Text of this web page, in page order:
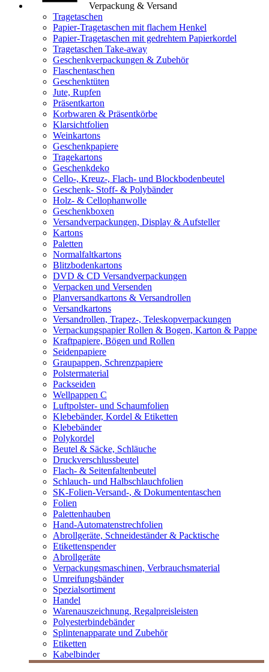
Verpackung & Versand
Tragetaschen
Papier-Tragetaschen mit flachem Henkel
Papier-Tragetaschen mit gedrehtem Papierkordel
Tragetaschen Take-away
Geschenkverpackungen & Zubehör
Flaschentaschen
Geschenktüten
Jute, Rupfen
Präsentkarton
Korbwaren & Präsentkörbe
Klarsichtfolien
Weinkartons
Geschenkpapiere
Tragekartons
Geschenkdeko
Cello-, Kreuz-, Flach- und Blockbodenbeutel
Geschenk- Stoff- & Polybänder
Holz- & Cellophanwolle
Geschenkboxen
Versandverpackungen, Display & Aufsteller
Kartons
Paletten
Normalfaltkartons
Blitzbodenkartons
DVD & CD Versandverpackungen
Verpacken und Versenden
Planversandkartons & Versandrollen
Versandkartons
Versandrollen, Trapez-, Teleskopverpackungen
Verpackungspapier Rollen & Bogen, Karton & Pappe
Kraftpapiere, Bögen und Rollen
Seidenpapiere
Graupappen, Schrenzpapiere
Polstermaterial
Packseiden
Wellpappen C
Luftpolster- und Schaumfolien
Klebebänder, Kordel & Etiketten
Klebebänder
Polykordel
Beutel & Säcke, Schläuche
Druckverschlussbeutel
Flach- & Seitenfaltenbeutel
Schlauch- und Halbschlauchfolien
SK-Folien-Versand-, & Dokumententaschen
Folien
Palettenhauben
Hand-Automatenstrechfolien
Abrollgeräte, Schneideständer & Packtische
Etikettenspender
Abrollgeräte
Verpackungsmaschinen, Verbrauchsmaterial
Umreifungsbänder
Spezialsortiment
Handel
Warenauszeichnung, Regalpreisleisten
Polyesterbindebänder
Splintenapparate und Zubehör
Etiketten
Kabelbinder